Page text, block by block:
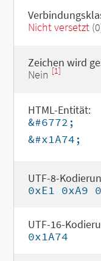
Nicht versetzt
Zeichen wird
Nein [1]
HTML-Entität:
&#6772;
&#x1A74;
UTF-8-
0xE1 0xA9
UTF-16-
0x1A74